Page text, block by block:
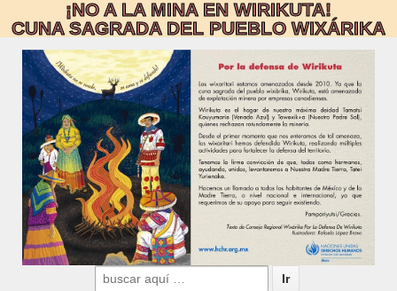
¡NO A LA MINA EN WIRIKUTA!
CUNA SAGRADA DEL PUEBLO WIXÁRIKA
Search